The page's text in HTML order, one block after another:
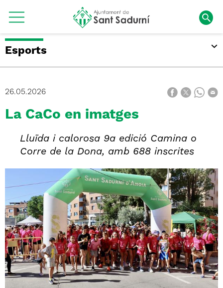
Esports
26.05.2026
La CaCo en imatges
Lluïda i calorosa 9a edició Camina o
Corre de la Dona, amb 688 inscrites